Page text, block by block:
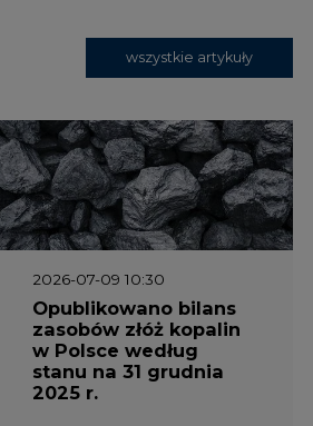
wszystkie artykuły
2026-07-09 10:30
Opublikowano bilans
zasobów złóż kopalin
w Polsce według
stanu na 31 grudnia
2025 r.